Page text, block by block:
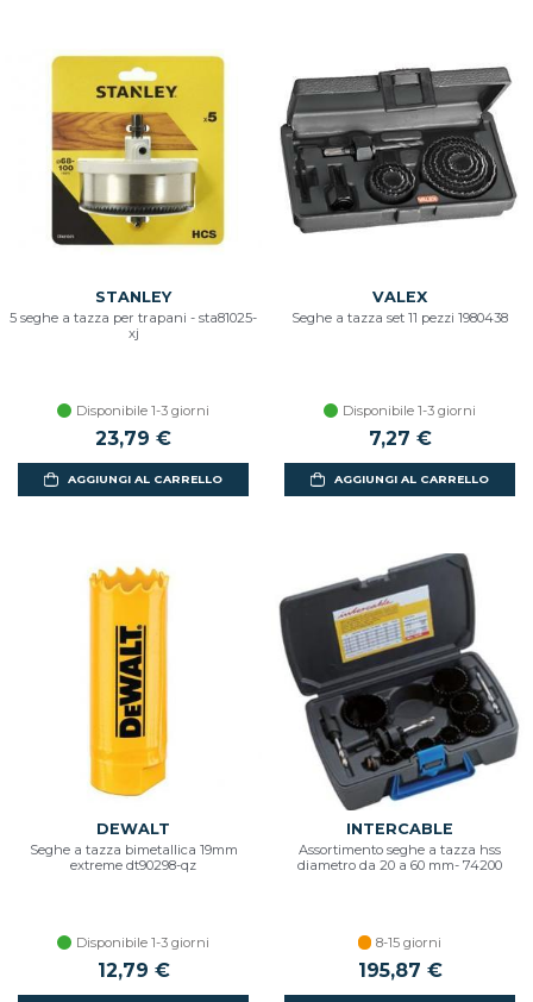
STANLEY
5 seghe a tazza per trapani - sta81025-
xj
Disponibile 1-3 giorni
23,79 €
AGGIUNGI AL CARRELLO
VALEX
Seghe a tazza set 11 pezzi 1980438
Disponibile 1-3 giorni
7,27 €
AGGIUNGI AL CARRELLO
DEWALT
Seghe a tazza bimetallica 19mm
extreme dt90298-qz
Disponibile 1-3 giorni
12,79 €
INTERCABLE
Assortimento seghe a tazza hss
diametro da 20 a 60 mm- 74200
8-15 giorni
195,87 €